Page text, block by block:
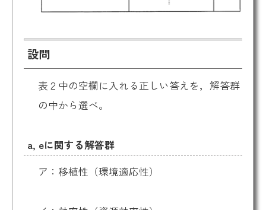
設問
表２中の空欄に入れる正しい答えを，解答群
の中から選べ。
a, eに関する解答群
ア：移植性（環境適応性）